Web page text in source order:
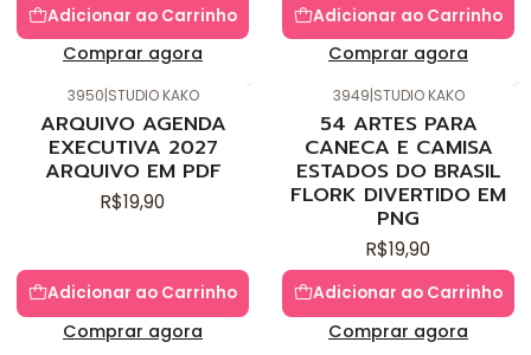
Adicionar ao Carrinho
Comprar agora
Adicionar ao Carrinho
Comprar agora
3950|STUDIO KAKO
ARQUIVO AGENDA
EXECUTIVA 2027
ARQUIVO EM PDF
R$19,90
Adicionar ao Carrinho
Comprar agora
3949|STUDIO KAKO
54 ARTES PARA
CANECA E CAMISA
ESTADOS DO BRASIL
FLORK DIVERTIDO EM
PNG
R$19,90
Adicionar ao Carrinho
Comprar agora